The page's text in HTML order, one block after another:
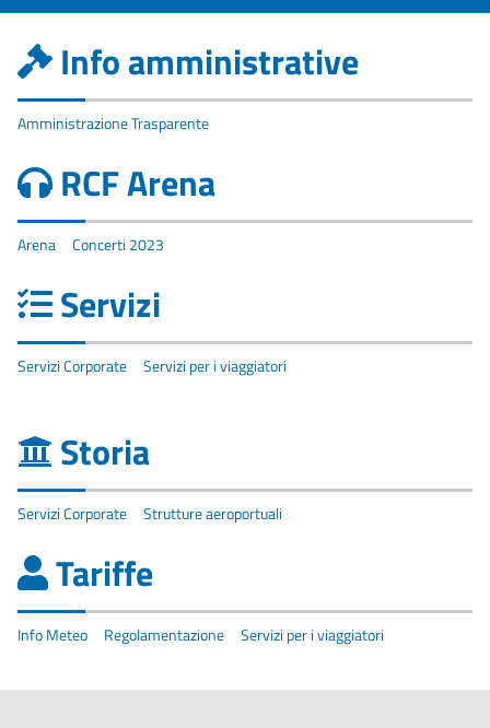
Info amministrative
Amministrazione Trasparente
RCF Arena
Arena Concerti 2023
Servizi
Servizi Corporate Servizi per i viaggiatori
Storia
Servizi Corporate Strutture aeroportuali
Tariffe
Info Meteo Regolamentazione Servizi per i viaggiatori